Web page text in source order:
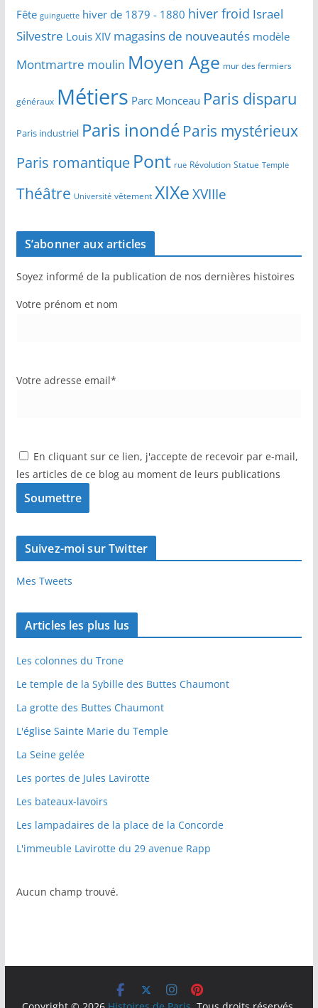
Fête guinguette hiver de 1879 - 1880 hiver froid Israel
Silvestre Louis XIV magasins de nouveautés modèle
Montmartre moulin Moyen Age mur des fermiers
généraux Métiers Parc Monceau Paris disparu
Paris industriel Paris inondé Paris mystérieux
Paris romantique Pont rue Révolution Statue Temple
Théâtre Université vêtement XIXeXVIIIe
S’abonner aux articles
Soyez informé de la publication de nos dernières histoires
Votre prénom et nom
Votre adresse email*
En cliquant sur ce lien, j'accepte de recevoir par e-mail,
les articles de ce blog au moment de leurs publications
Suivez-moi sur Twitter
Mes Tweets
Articles les plus lus
Les colonnes du Trone
Le temple de la Sybille des Buttes Chaumont
La grotte des Buttes Chaumont
L'église Sainte Marie du Temple
La Seine gelée
Les portes de Jules Lavirotte
Les bateaux-lavoirs
Les lampadaires de la place de la Concorde
L'immeuble Lavirotte du 29 avenue Rapp
Aucun champ trouvé.